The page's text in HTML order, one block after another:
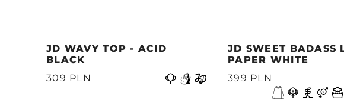
JD WAVY TOP - ACID
BLACK
309 PLN
JD SWEET BADASS
PAPER WHITE
399 PLN
Precedente